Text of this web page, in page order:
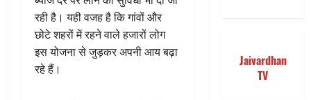
रही है। यही वजह है कि गांवों और
छोटे शहरों में रहने वाले हजारों लोग
इस योजना से जुड़कर अपनी आय बढ़ा
रहे हैं।
Jaivardhan
TV